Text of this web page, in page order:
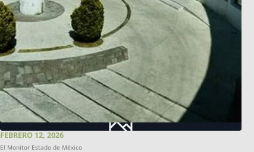
FEBRERO 12, 2026
El Monitor Estado de México